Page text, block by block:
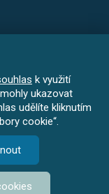
k využití
ukazovat
udělíte kliknutím
cookie“.
práva vyhrazena /